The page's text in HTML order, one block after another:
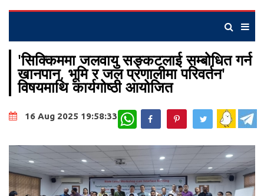
'सिक्किममा जलवायु सङ्कटलाई सम्बोधित गर्न
खानपान, भूमि र जल प्रणालीमा परिवर्तन'
विषयमाथि कार्यगोष्ठी आयोजित
16 Aug 2025 19:58:33 WhatsApp